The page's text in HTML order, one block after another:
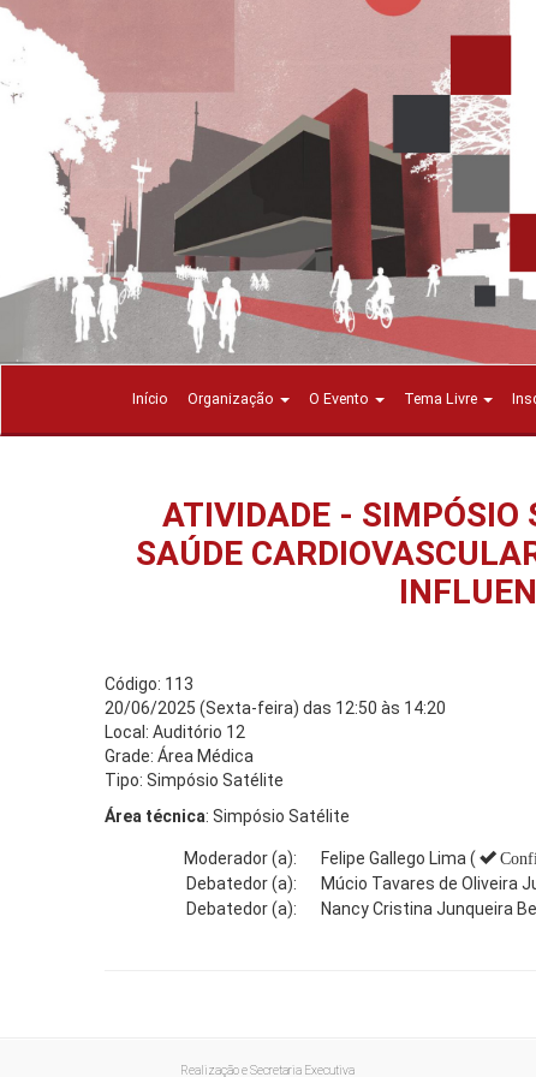
Início Organização O Evento Tema Livre
ATIVIDADE - SIMPÓSIO
SAÚDE
Código: 113
20/06/2025 (Sexta-feira) das 12:50 às 14:20
Local: Auditório 12
Grade: Área Médica
Tipo: Simpósio Satélite
Área técnica: Simpósio Satélite
Moderador (a): Felipe Gallego Lima (
Debatedor (a):
Múcio Tavares de Oliveira
Debatedor (a):
Nancy Cristina Junqueira
Realização e Secretaria Executiva